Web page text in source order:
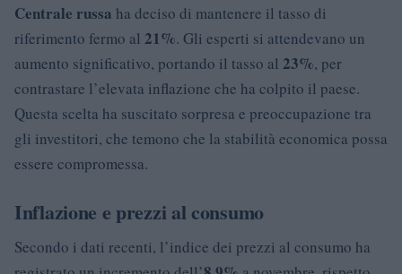
Centrale russa ha deciso di mantenere il tasso di
riferimento fermo al 21%. Gli esperti si attendevano un
aumento significativo, portando il tasso al 23%, per
contrastare l’elevata inflazione che ha colpito il paese.
Questa scelta ha suscitato sorpresa e preoccupazione tra
gli investitori, che temono che la stabilità economica possa
essere compromessa.
Inflazione e prezzi al consumo
Secondo i dati recenti, l’indice dei prezzi al consumo ha